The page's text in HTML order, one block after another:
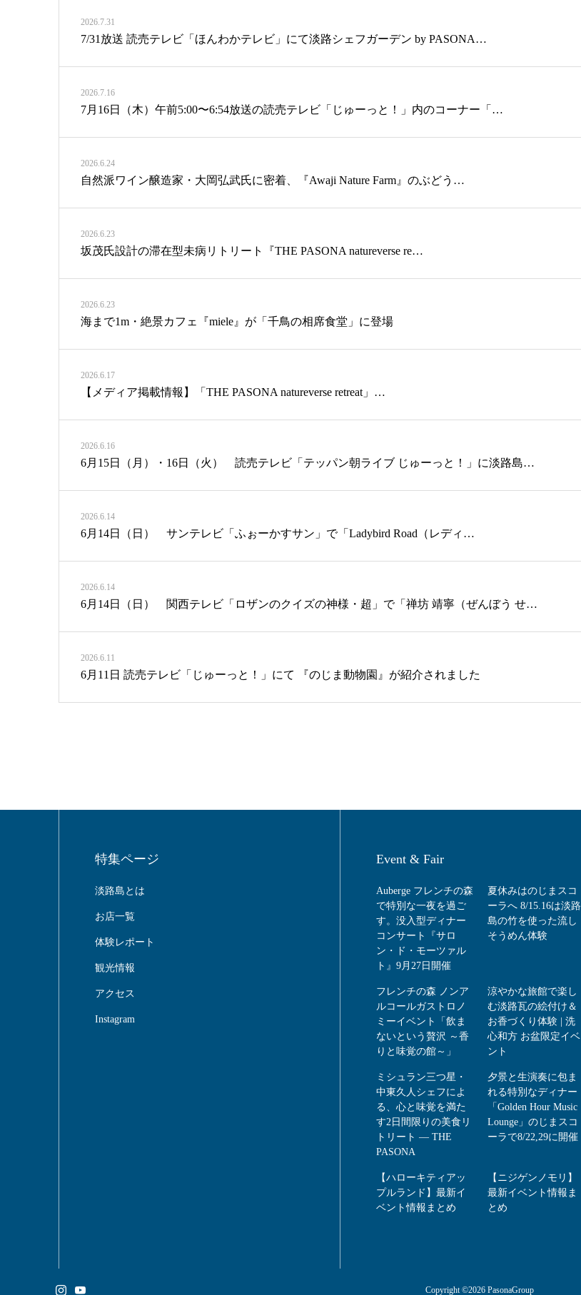
2026.7.31
7/31放送 読売テレビ「ほんわかテレビ」にて淡路シェフガーデン by PASONA…
2026.7.16
7月16日（木）午前5:00〜6:54放送の読売テレビ「じゅーっと！」内のコーナー「…
2026.6.24
自然派ワイン醸造家・大岡弘武氏に密着、『Awaji Nature Farm』のぶどう…
2026.6.23
坂茂氏設計の滞在型未病リトリート『THE PASONA natureverse re…
2026.6.23
海まで1m・絶景カフェ『miele』が「千鳥の相席食堂」に登場
2026.6.17
【メディア掲載情報】「THE PASONA natureverse retreat」…
2026.6.16
6月15日（月）・16日（火） 読売テレビ「テッパン朝ライブ じゅーっと！」に淡路島…
2026.6.14
6月14日（日） サンテレビ「ふぉーかすサン」で「Ladybird Road（レディ…
2026.6.14
6月14日（日） 関西テレビ「ロザンのクイズの神様・超」で「禅坊 靖寧（ぜんぼう せ…
2026.6.11
6月11日 読売テレビ「じゅーっと！」にて 『のじま動物園』が紹介されました
特集ページ
淡路島とは
お店一覧
体験レポート
観光情報
アクセス
Instagram
Event & Fair
Auberge フレンチの森
で特別な一夜を過ご
す。没入型ディナー
コンサート『サロ
ン・ド・モーツァル
ト』9月27日開催
夏休みはのじまスコ
ーラへ 8/15.16は淡路
島の竹を使った流し
そうめん体験
フレンチの森 ノンア
ルコールガストロノ
ミーイベント「飲ま
ないという贅沢 ～香
りと味覚の館～」
涼やかな旅館で楽し
む淡路瓦の絵付け＆
お香づくり体験 | 洗
心和方 お盆限定イベ
ント
ミシュラン三つ星・
中東久人シェフによ
る、心と味覚を満た
す2日間限りの美食リ
トリート ― THE
PASONA
夕景と生演奏に包ま
れる特別なディナー
「Golden Hour Music
Lounge」のじまスコ
ーラで8/22,29に開催
【ハローキティアッ
プルランド】最新イ
ベント情報まとめ
【ニジゲンノモリ】
最新イベント情報ま
とめ
Copyright ©2026 PasonaGroup